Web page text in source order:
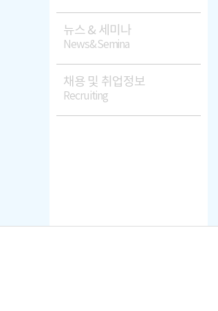
뉴스 & 세미나
News&Semina
채용 및 취업정보
Recruiting